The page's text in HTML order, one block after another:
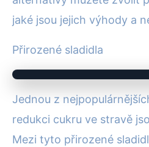
jaké jsou jejich výhody a
Přirozené sladidla
Jednou z
redukci cukru ve stravě
Mezi tyto přirozené